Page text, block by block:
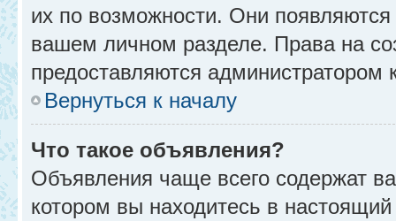
их по возможности. Они
вашем личном разделе. Права на
предоставляются администратором
Вернуться к началу
Что такое объявления?
Объявления чаще всего содержат
котором вы находитесь в